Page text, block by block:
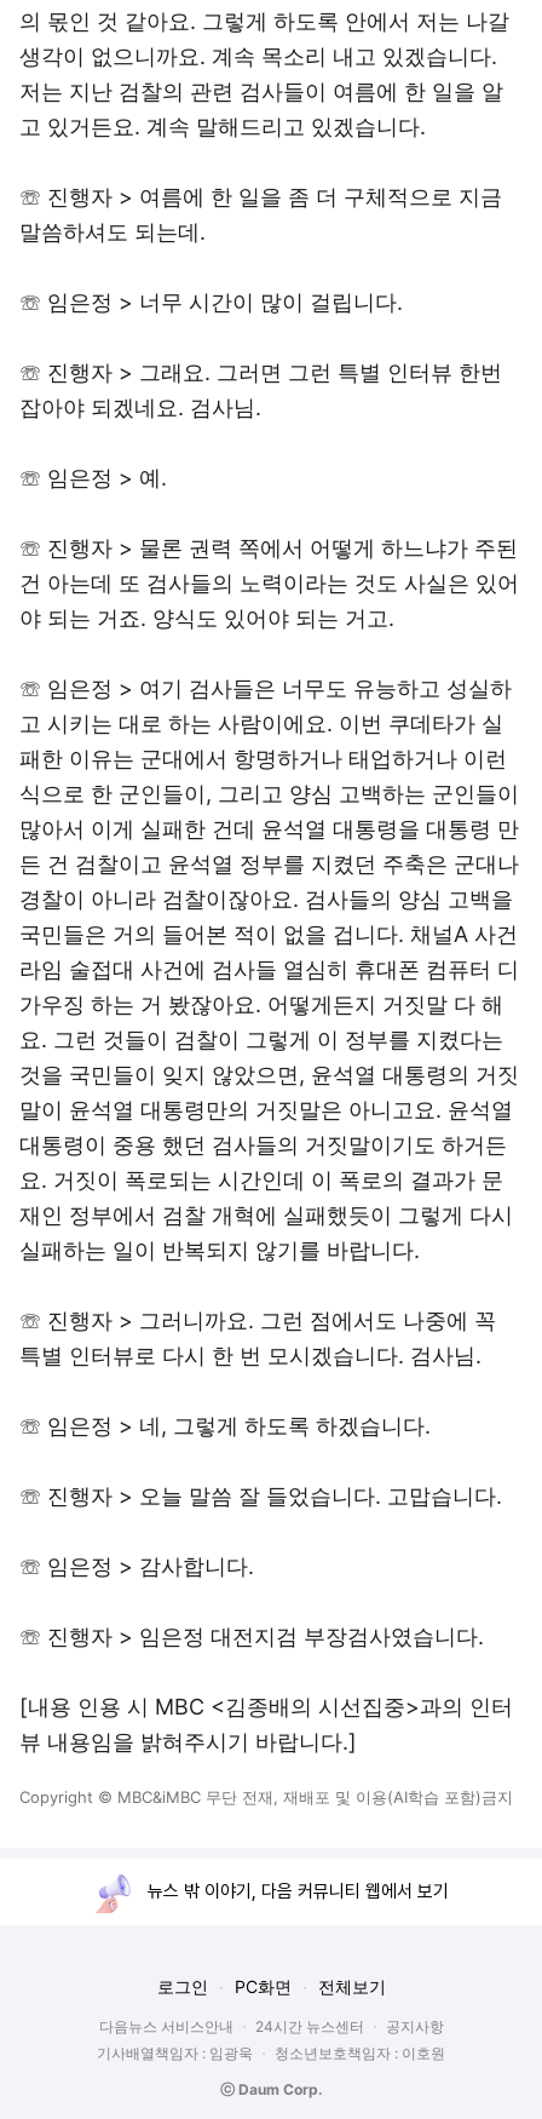
의 몫인 것 같아요. 그렇게 하도록 안에서 저는 나갈
생각이 없으니까요. 계속 목소리 내고 있겠습니다.
저는 지난 검찰의 관련 검사들이 여름에 한 일을 알
고 있거든요. 계속 말해드리고 있겠습니다.
☏ 진행자 > 여름에 한 일을 좀 더 구체적으로 지금
말씀하셔도 되는데.
☏ 임은정 > 너무 시간이 많이 걸립니다.
☏ 진행자 > 그래요. 그러면 그런 특별 인터뷰 한번
잡아야 되겠네요. 검사님.
☏ 임은정 > 예.
☏ 진행자 > 물론 권력 쪽에서 어떻게 하느냐가 주된
건 아는데 또 검사들의 노력이라는 것도 사실은 있어
야 되는 거죠. 양식도 있어야 되는 거고.
☏ 임은정 > 여기 검사들은 너무도 유능하고 성실하
고 시키는 대로 하는 사람이에요. 이번 쿠데타가 실
패한 이유는 군대에서 항명하거나 태업하거나 이런
식으로 한 군인들이, 그리고 양심 고백하는 군인들이
많아서 이게 실패한 건데 윤석열 대통령을 대통령 만
든 건 검찰이고 윤석열 정부를 지켰던 주축은 군대나
경찰이 아니라 검찰이잖아요. 검사들의 양심 고백을
국민들은 거의 들어본 적이 없을 겁니다. 채널A 사건
라임 술접대 사건에 검사들 열심히 휴대폰 컴퓨터 디
가우징 하는 거 봤잖아요. 어떻게든지 거짓말 다 해
요. 그런 것들이 검찰이 그렇게 이 정부를 지켰다는
것을 국민들이 잊지 않았으면, 윤석열 대통령의 거짓
말이 윤석열 대통령만의 거짓말은 아니고요. 윤석열
대통령이 중용 했던 검사들의 거짓말이기도 하거든
요. 거짓이 폭로되는 시간인데 이 폭로의 결과가 문
재인 정부에서 검찰 개혁에 실패했듯이 그렇게 다시
실패하는 일이 반복되지 않기를 바랍니다.
☏ 진행자 > 그러니까요. 그런 점에서도 나중에 꼭
특별 인터뷰로 다시 한 번 모시겠습니다. 검사님.
☏ 임은정 > 네, 그렇게 하도록 하겠습니다.
☏ 진행자 > 오늘 말씀 잘 들었습니다. 고맙습니다.
☏ 임은정 > 감사합니다.
☏ 진행자 > 임은정 대전지검 부장검사였습니다.
[내용 인용 시 MBC <김종배의 시선집중>과의 인터
뷰 내용임을 밝혀주시기 바랍니다.]
Copyright © MBC&iMBC 무단 전재, 재배포 및 이용(AI학습 포함)금지
뉴스 밖 이야기, 다음 커뮤니티 웹에서 보기
로그인 PC화면 전체보기
다음뉴스 서비스안내 24시간 뉴스센터
공지사항
기사배열책임자 : 임광욱
청소년보호책임자 : 이호원
ⓒ Daum Corp.